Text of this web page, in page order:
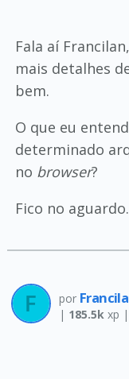
Fala aí
mais detalhes
bem.
O que eu
determinado
no browser?
Fico no aguardo.
por
| 185.5kxp |